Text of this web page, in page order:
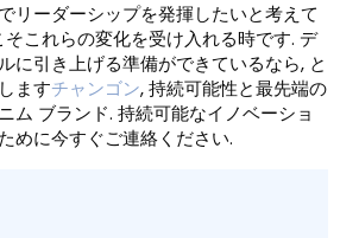
リーダーシップを発揮したいと考えて
これらの変化を受け入れる時です. デ
に引き上げる準備ができているなら, と
ますチャンゴン, 持続可能性と最先端の
ム ブランド. 持続可能なイノベーショ
めに今すぐご連絡ください.